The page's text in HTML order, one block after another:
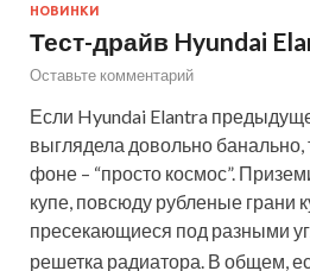
НОВИНКИ
Тест-драйв Hyundai
Оставьте комментарий
Если Hyundai Elantra
выглядела довольно
фоне – “просто космос”.
купе, повсюду рубленые грани
пресекающиеся под разными
решетка радиатора. В общем,